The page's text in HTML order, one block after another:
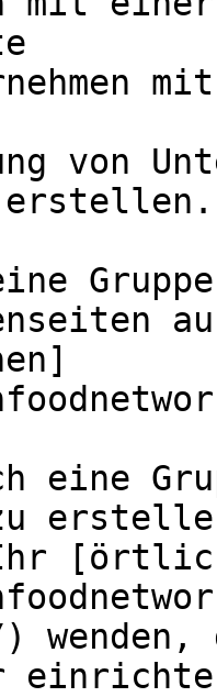
von
erstellen.
eine
)